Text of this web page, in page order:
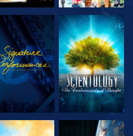
REGARDER
DÉCOUVRIR
LES SÉRIES